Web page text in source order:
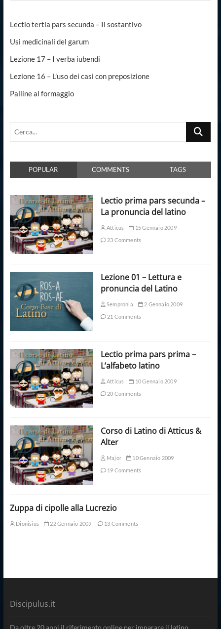
Lectio tertia pars secunda – Il sostantivo
Usi medicinali del garum
Lezione 17 – I verba iubendi
Lezione 16 – L’uso dei casi con preposizione
Palline al formaggio
Cerca...
POPULAR COMMENTS TAGS
Lectio prima pars secunda –
La pronuncia del latino
Atticus
15 Gennaio 2009
23 Comments
Lezione 01 – Lettura e
pronuncia del Latino
Sempronia
2 Gennaio 2009
21 Comments
Lectio prima pars prima –
L’alfabeto latino
Atticus
10 Gennaio 2009
20 Comments
Corso di Latino di Atticus &
Alter
Major
10 Gennaio 2009
19 Comments
Zuppa di cipolle alla Lucrezio
Dionisius 22 Gennaio 2009 13 Comments
Discipulus.it
Da oltre 20 anni il riferimento online per imparare il latino